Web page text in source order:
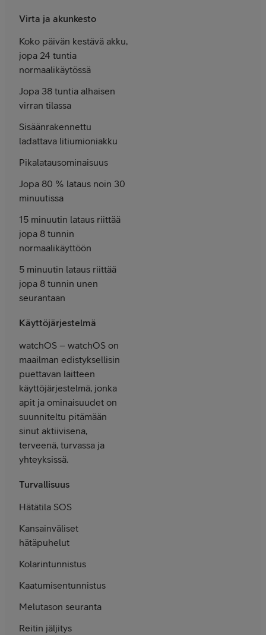
Virta ja akunkesto
Koko päivän kestävä akku,
jopa 24 tuntia
normaali­käytössä
Jopa 38 tuntia alhaisen
virran tilassa
Sisään­rakennettu
ladattava litiumioni­akku
Pikalataus­ominaisuus
Jopa 80 % lataus noin 30
minuutissa
15 minuutin lataus riittää
jopa 8 tunnin
normaali­käyttöön
5 minuutin lataus riittää
jopa 8 tunnin unen
seurantaan
Käyttö­järjestelmä
watchOS – watchOS on
maailman edistyksellisin
puettavan laitteen
käyttö­järjestelmä, jonka
apit ja ominaisuudet on
suunniteltu pitämään
sinut aktiivisena,
terveenä, turvassa ja
yhteyksissä.
Turvallisuus
Hätätila SOS
Kansain­väliset
hätä­puhelut
Kolarin­tunnistus
Kaatumisen­tunnistus
Melu­tason seuranta
Reitin jäljitys